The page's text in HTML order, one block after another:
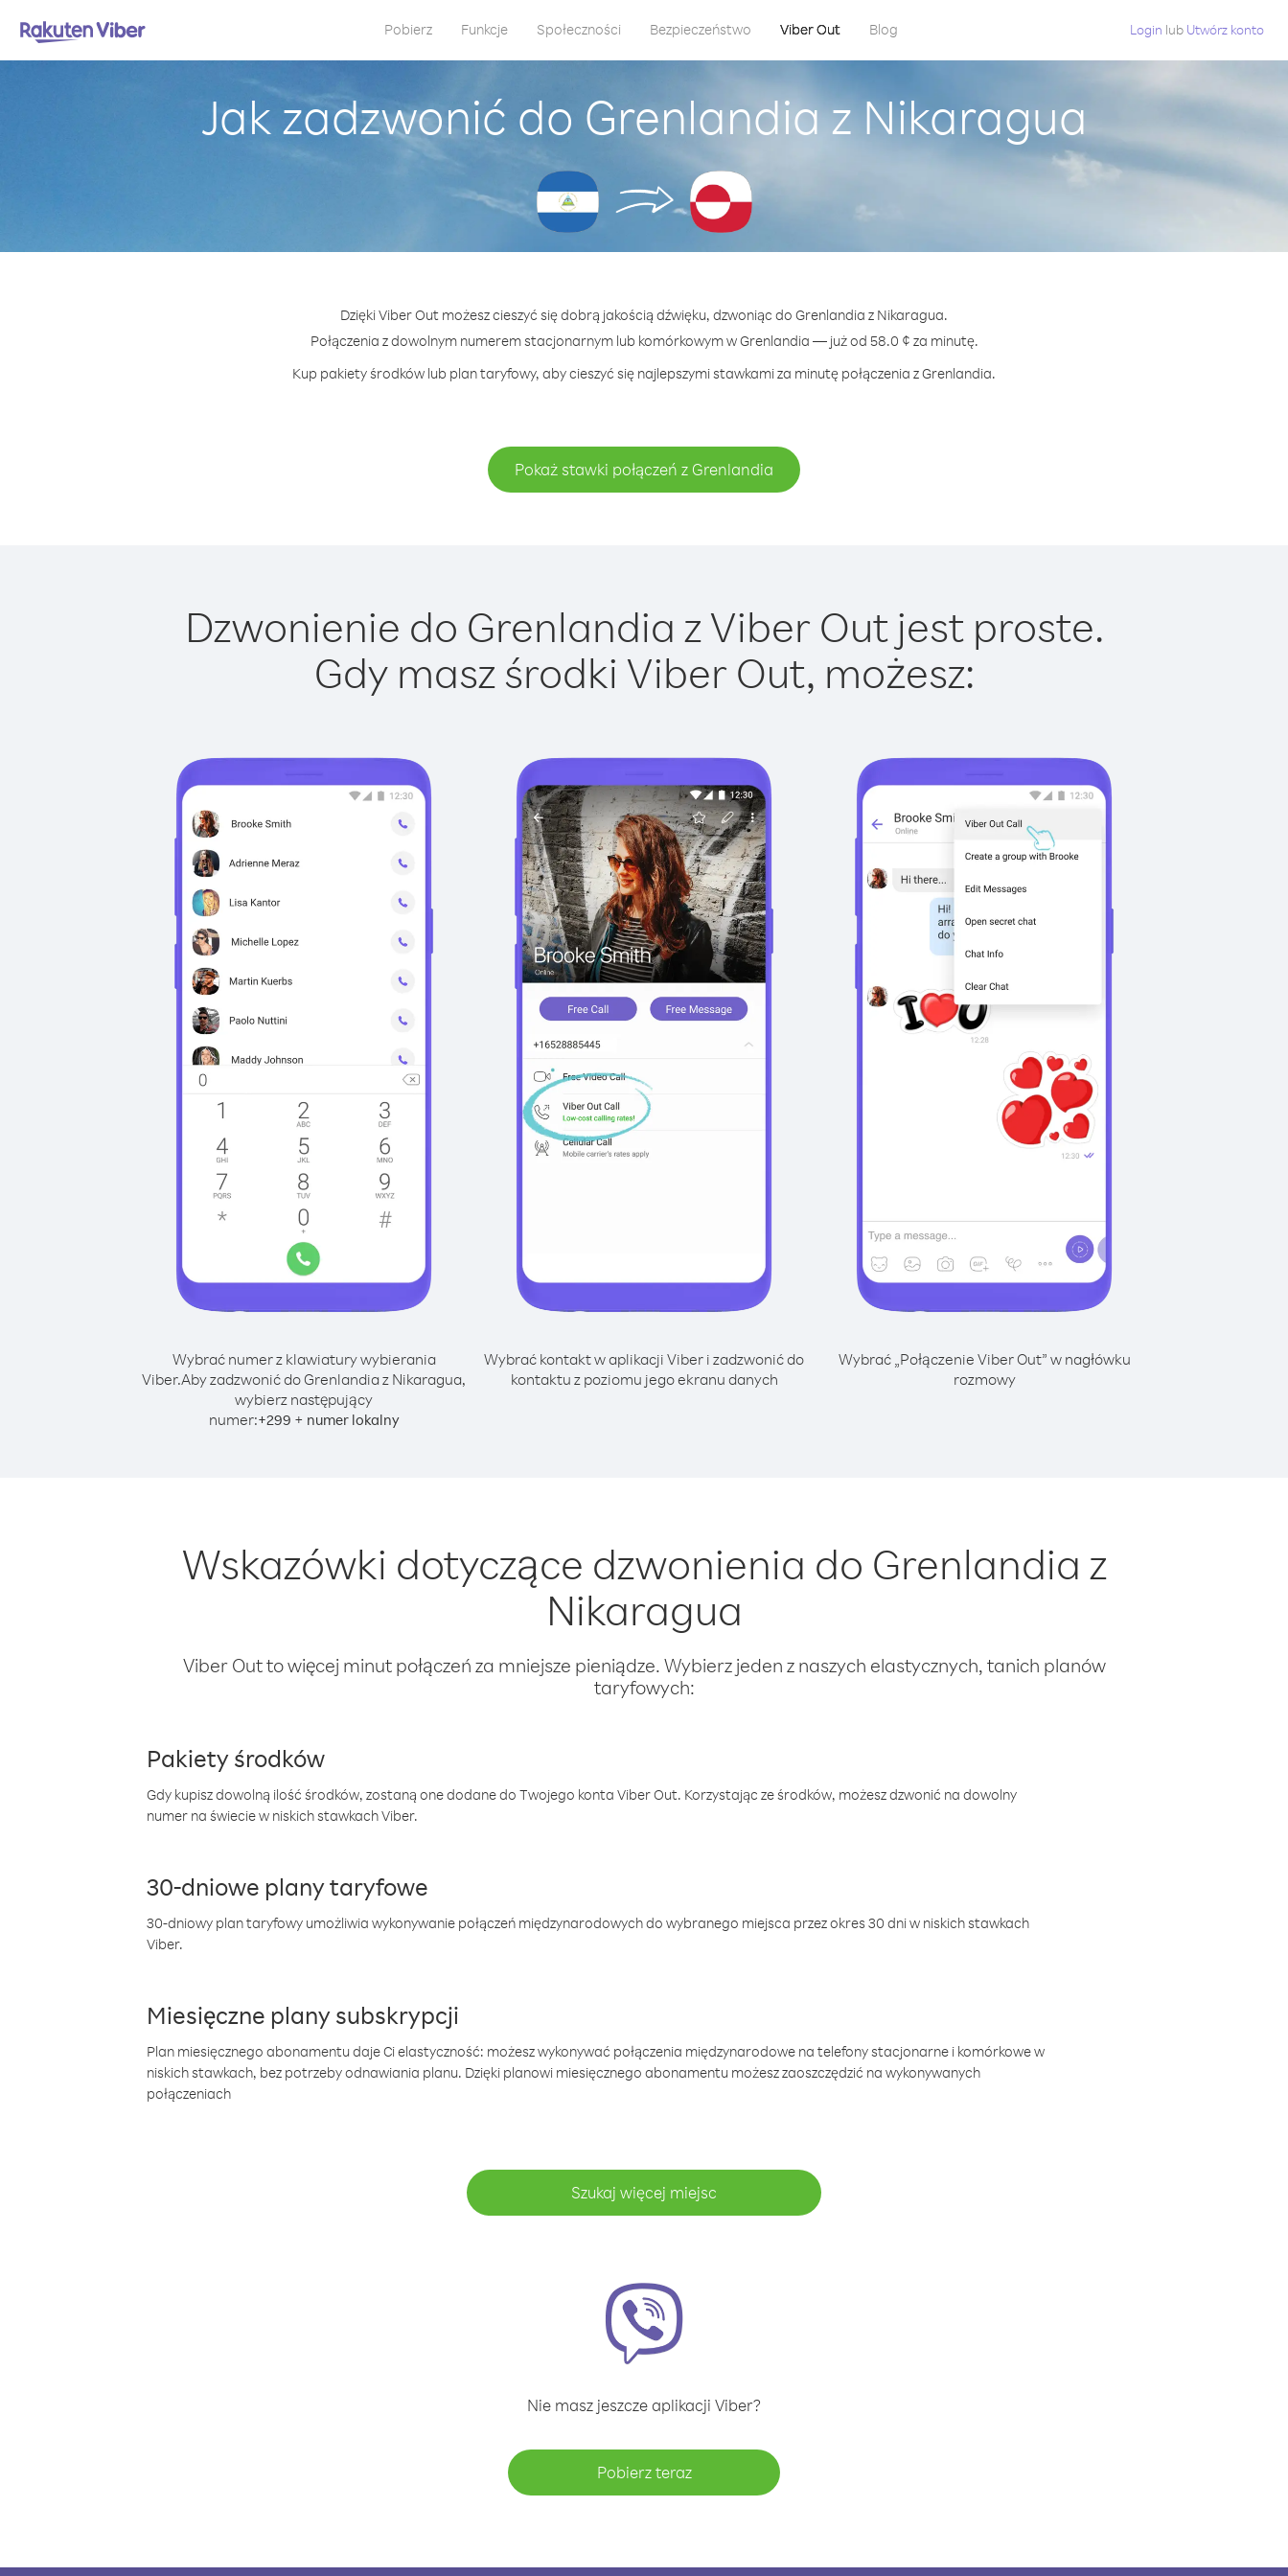
Pobierz Funkcje Społeczności Bezpieczeństwo Viber Out Blog Login lub Utwórz konto
Jak zadzwonić do Grenlandia z Nikaragua
Dzięki Viber Out możesz cieszyć się dobrą jakością dźwięku, dzwoniąc do Grenlandia z Nikaragua.
Połączenia z dowolnym numerem stacjonarnym lub komórkowym w Grenlandia — już od 58.0 ¢ za minutę.
Kup pakiety środków lub plan taryfowy, aby cieszyć się najlepszymi stawkami za minutę połączenia z Grenlandia.
Pokaż stawki połączeń z Grenlandia
Dzwonienie do Grenlandia z Viber Out jest proste.
Gdy masz środki Viber Out, możesz:
Wybrać numer z klawiatury wybierania
Viber.Aby zadzwonić do Grenlandia z Nikaragua,
wybierz następujący
numer:+299 + numer lokalny
Wybrać kontakt w aplikacji Viber i zadzwonić do
kontaktu z poziomu jego ekranu danych
Wybrać „Połączenie Viber Out” w nagłówku
rozmowy
Wskazówki dotyczące dzwonienia do Grenlandia z
Nikaragua
Viber Out to więcej minut połączeń za mniejsze pieniądze. Wybierz jeden z naszych elastycznych, tanich planów
taryfowych:
Pakiety środków
Gdy kupisz dowolną ilość środków, zostaną one dodane do Twojego konta Viber Out. Korzystając ze środków, możesz dzwonić na dowolny
numer na świecie w niskich stawkach Viber.
30-dniowe plany taryfowe
30-dniowy plan taryfowy umożliwia wykonywanie połączeń międzynarodowych do wybranego miejsca przez okres 30 dni w niskich stawkach
Viber.
Miesięczne plany subskrypcji
Plan miesięcznego abonamentu daje Ci elastyczność: możesz wykonywać połączenia międzynarodowe na telefony stacjonarne i komórkowe w
niskich stawkach, bez potrzeby odnawiania planu. Dzięki planowi miesięcznego abonamentu możesz zaoszczędzić na wykonywanych
połączeniach
Szukaj więcej miejsc
Nie masz jeszcze aplikacji Viber?
Pobierz teraz